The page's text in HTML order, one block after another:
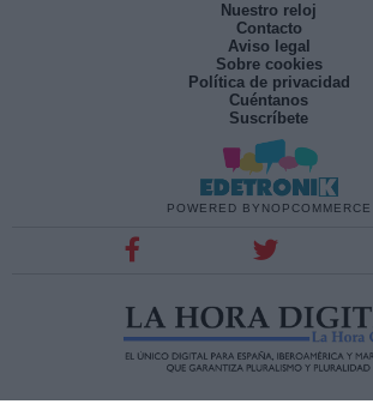
Nuestro reloj
Contacto
Aviso legal
Sobre cookies
Política de privacidad
Cuéntanos
Suscríbete
POWERED BY NOPCOMMERCE